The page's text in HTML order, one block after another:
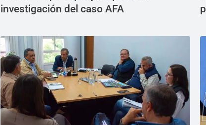
investigación del caso AFA